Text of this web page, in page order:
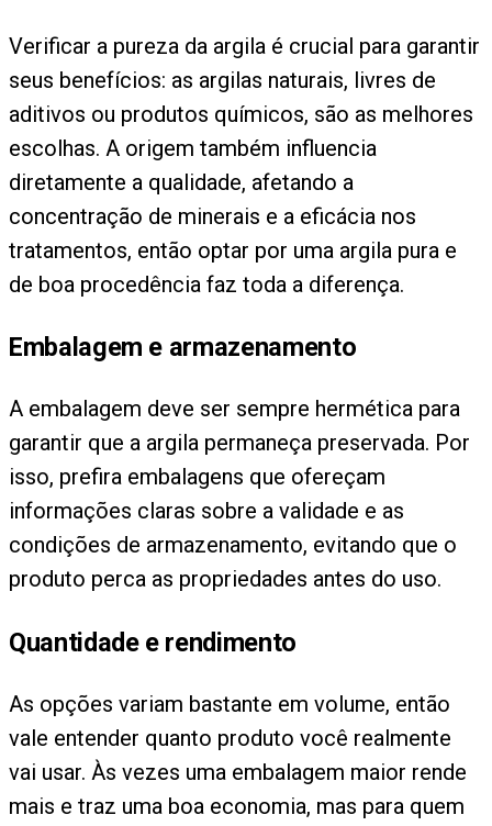
Verificar a pureza da argila é crucial para garantir
seus benefícios: as argilas naturais, livres de
aditivos ou produtos químicos, são as melhores
escolhas. A origem também influencia
diretamente a qualidade, afetando a
concentração de minerais e a eficácia nos
tratamentos, então optar por uma argila pura e
de boa procedência faz toda a diferença.
Embalagem e armazenamento
A embalagem deve ser sempre hermética para
garantir que a argila permaneça preservada. Por
isso, prefira embalagens que ofereçam
informações claras sobre a validade e as
condições de armazenamento, evitando que o
produto perca as propriedades antes do uso.
Quantidade e rendimento
As opções variam bastante em volume, então
vale entender quanto produto você realmente
vai usar. Às vezes uma embalagem maior rende
mais e traz uma boa economia, mas para quem